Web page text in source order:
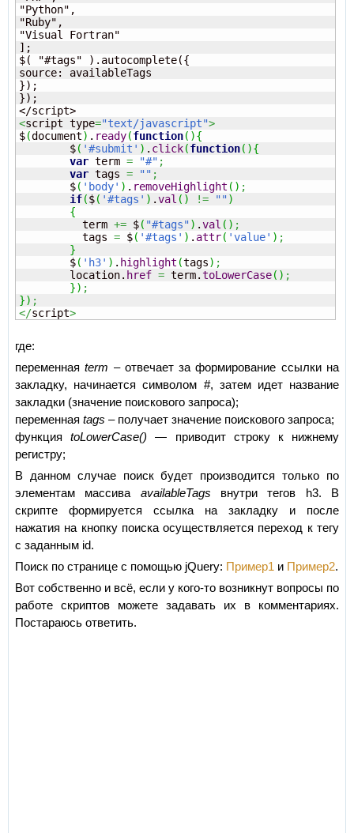
"Python",
"Ruby",
"Visual Fortran"
];
$( "#tags" ).autocomplete({
source: availableTags
});
});
<script type="text/javascript">
$(document) . ready(function( ){
	$
( '#submit' ) . click(function( ){
var term = "#" ;
var tags = "" ;
	$
( 'body' ) . removeHighlight ( ) ;
if($( '#tags' ) .val ( ) != "")
{
	  term
+= $( "#tags") .val ( ) ;
	  tags
= $( '#tags' ) . attr( 'value' ) ;
}
	$
( 'h3' ) . highlight (tags) ;
	location.
href = term.toLowerCase( ) ;
}) ;
}) ;
</script>
где:
переменнаяterm – отвечает за формирование ссылки на
закладку, начинается символом #, затем идет название
закладки (значение поискового запроса);
переменная tags – получает значение поискового запроса;
функцияtoLowerCase() — приводит строку к нижнему
регистру;
В данном случае поиск будет производится только по
элементам массива availableTags внутри тегов h3. В
скрипте формируется ссылка на закладку и после
нажатия на кнопку поиска осуществляется переход к тегу
с заданным id.
Поиск по странице с помощью jQuery: Пример1 и Пример2.
Вот собственно и всё, если у кого-то возникнут вопросы по
работе скриптов можете задавать их в комментариях.
Постараюсь ответить.